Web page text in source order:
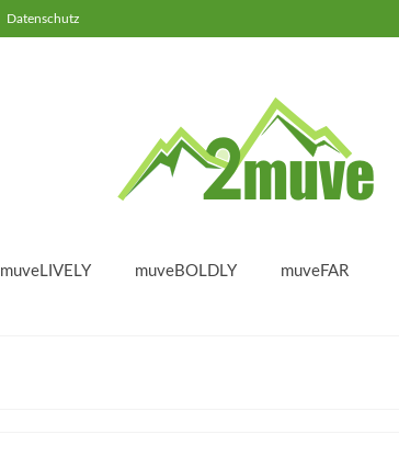
Datenschutz
muveLIVELY muveBOLDLY muveFAR